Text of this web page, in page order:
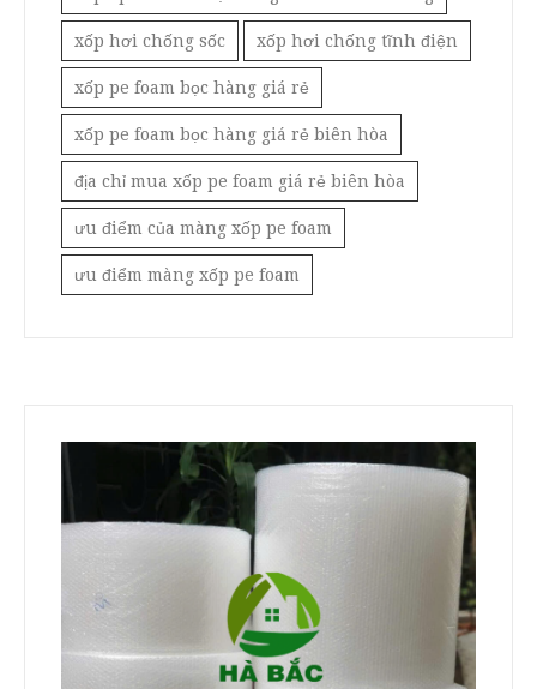
xốp hơi chống sốc xốp hơi chống tĩnh điện
xốp pe foam bọc hàng giá rẻ
xốp pe foam bọc hàng giá rẻ biên hòa
địa chỉ mua xốp pe foam giá rẻ biên hòa
ưu điểm của màng xốp pe foam
ưu điểm màng xốp pe foam